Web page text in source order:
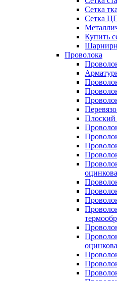
Сетка
Сетка
Купить
Проволока
Плоский